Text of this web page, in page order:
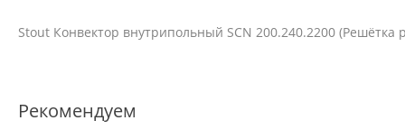
Stout Конвектор внутрипольный SCN 200.240.2200
Рекомендуем